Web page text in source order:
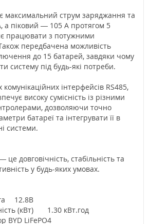
максимальний струм заряджання та
а піковий — 105 А протягом 5
працювати з потужними
передбачена можливість
до 15 батарей, завдяки чому
систему під будь-які потреби.
інтерфейсів RS485,
високу сумісність із різними
дозволяючи точно
батареї та інтегрувати її в
системи.
це довговічність, стабільність та
у будь-яких умовах.
12.8В
(кВт)
1.30 кВт.год
BYD LiFePO4